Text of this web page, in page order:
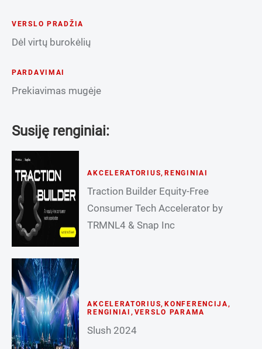
VERSLO PRADŽIA
Dėl virtų burokėlių
PARDAVIMAI
Prekiavimas mugėje
Susiję renginiai:
AKCELERATORIUS, RENGINIAI
Traction Builder Equity-Free
Consumer Tech Accelerator by
TRMNL4 & Snap Inc
AKCELERATORIUS, KONFERENCIJA,
RENGINIAI , VERSLO PARAMA
Slush 2024